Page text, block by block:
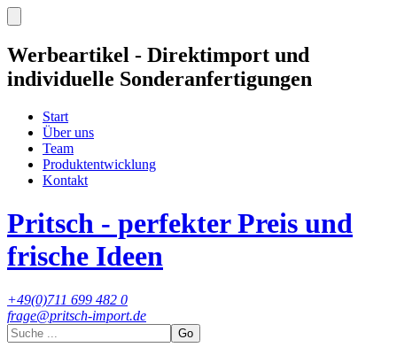
Werbeartikel - Direktimport und
individuelle Sonderanfertigungen
Start
Über uns
Team
Produktentwicklung
Kontakt
Pritsch - perfekter Preis und
frische Ideen
+49(0)711 699 482 0
frage@pritsch-import.de
Go